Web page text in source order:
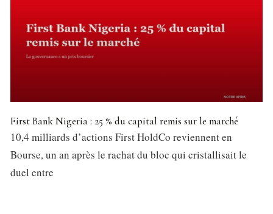
First Bank Nigeria : 25 % du capital remis sur le marché
10,4 milliards d’actions First HoldCo reviennent en
Bourse, un an après le rachat du bloc qui cristallisait le
duel entre